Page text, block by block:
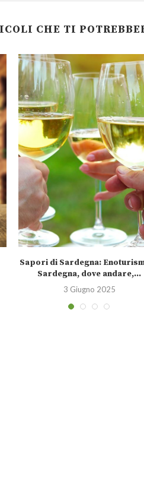
CHE TI
Sapori di Sardegna:
Sardegna, dove andare,...
3 Giugno 2025